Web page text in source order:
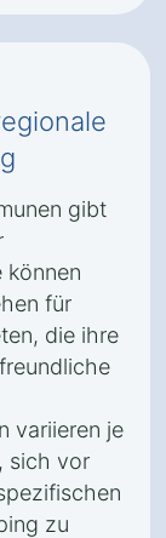
gibt
können
für
die ihre
variieren je
sich vor
zu